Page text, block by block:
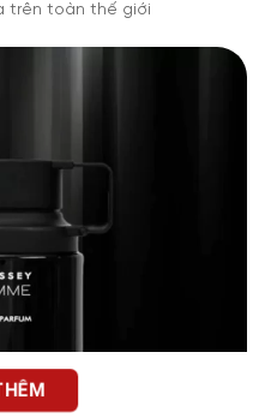
trên toàn thế giới